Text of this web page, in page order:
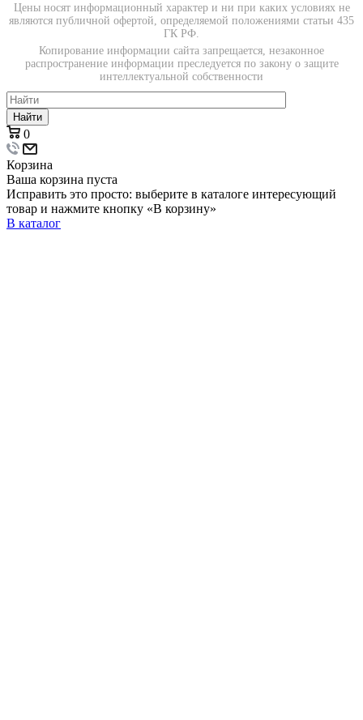
Цены носят информационный характер и ни при каких условиях не
являются публичной офертой, определяемой положениями статьи 435
ГК РФ.
Копирование информации сайта запрещается, незаконное
распространение информации преследуется по закону о защите
интеллектуальной собственности
Найти
0
Корзина
Ваша корзина пуста
Исправить это просто: выберите в каталоге интересующий
товар и нажмите кнопку «В корзину»
В каталог